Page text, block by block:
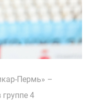
Пермь» –
4